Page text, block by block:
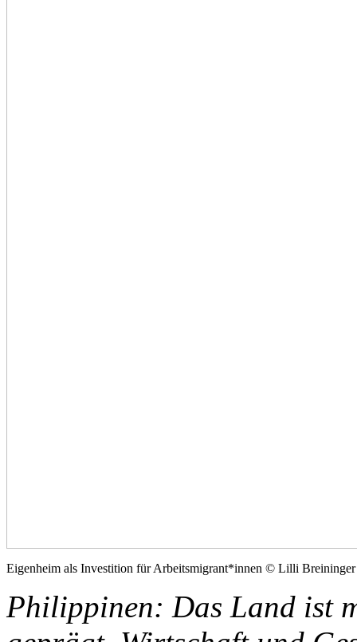
Eigenheim als Investition für Arbeitsmigrant*innen © Lilli Breininger
Philippinen: Das Land ist